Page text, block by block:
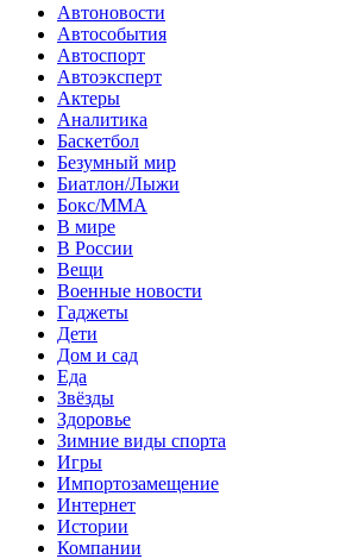
Автоновости
Автособытия
Автоспорт
Автоэксперт
Актеры
Аналитика
Баскетбол
Безумный мир
Биатлон/Лыжи
Бокс/MMA
В мире
В России
Вещи
Военные новости
Гаджеты
Дети
Дом и сад
Еда
Звёзды
Здоровье
Зимние виды спорта
Игры
Импортозамещение
Интернет
Истории
Компании